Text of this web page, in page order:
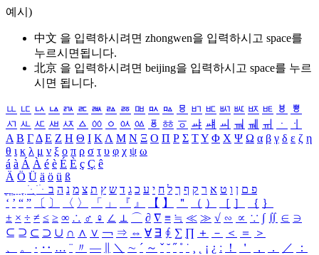
예시)
中文 을 입력하시려면 zhongwen을 입력하시고 space를
누르시면됩니다.
北京 을 입력하시려면 beijing을 입력하시고 space를 누르
시면 됩니다.
ㅥ ㅦ ㅧ ㅨ ㅩ ㅪ ㅫ ㅬ ㅭ ㅮ ㅯ ㅰ ㅱ ㅲ ㅳ ㅴ ㅵ ㅶ ㅷ ㅸ
ㅹ
ㅺ ㅻ ㅼ ㅽ ㅾ ㅿ ㆀ ㆁ ㆂ ㆃ ㆄ ㆅ ㆆ ㆇ ㆈ ㆉ ㆊ ㆋ ㆌ ㆍ
ㆎ
Α Β ΓΔ Ε Ζ Η Θ Ι ΚΛ Μ Ν Ξ Ο Π Ρ Σ ΤΥ Φ Χ Ψ Ω α β γ δ ε ζ η
θ ι κ λ μ ν ξ ο π ρ σ τ υ φ χ ψ ω
á à Á À é è É È ç Ç ê
Ä Ö Ü ä ö ü ß
ִֶֹ ֻּ ׁׂ פ ם ן ו ט א ר ק ף ך ל ח י ע כ ג ד ש ץ ת צ מ נ ה ב
‘ ’ “ ” 〔 〕 〈 〉 「 」 『 』 【 】 ＂ （ ） ［ ］ ｛ ｝
± × ÷ ≠ ≤ ≥ ∞ ∴ ♂ ♀ ∠ ⊥ ⌒ ∂ ∇ ≡ ≒ ≪ ≫ √ ∽ ∝ ∵ ∫ ∬ ∈ ∋
⊆ ⊇ ⊂ ⊃ ∪ ∩ ∧ ∨ ￢ ⇒ ⇔ ∀ ∃ ∮ ∑ ∏ ＋ － ＜ ＝
＞
、
。 · ‥ … ¨ 〃 ― ＼ ∼ ´ ～ ˇ ˘ ˝ ˚ ˙ ¸ ¡ ¿ ː ！ ＇ ， ． ／
：